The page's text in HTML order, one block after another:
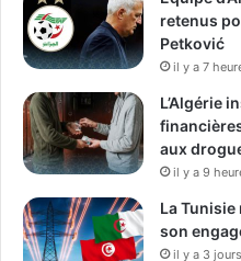
retenus
Petković
il y a 7
L’Algérie
aux
il y a 9
La Tunisie
son
il y a 3 jours